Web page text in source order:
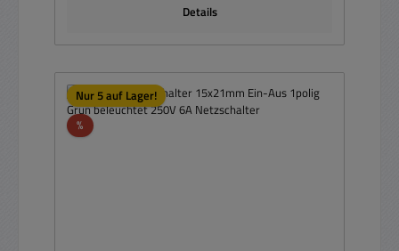
Details
Nur 5 auf Lager!
%Rabatt